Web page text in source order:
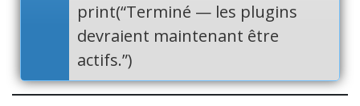
print(“Terminé — les plugins
devraient maintenant être
actifs.”)